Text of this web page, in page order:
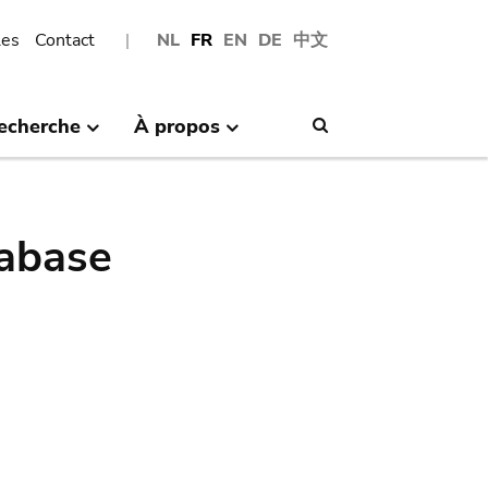
NL FR EN DE 中文
Contact
À propos